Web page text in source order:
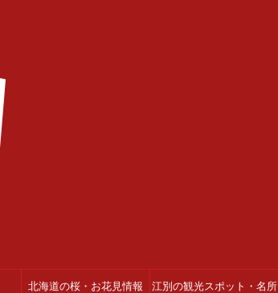
北海道の桜・お花見情報 江別の観光スポット・名所